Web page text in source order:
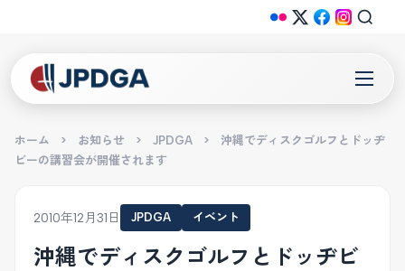
ホーム > お知らせ > JPDGA >
沖縄でディスクゴルフとドッヂ
ビーの講習会が開催されます
2010年12月31日 JPDGA イベント
沖縄でディスクゴルフとドッヂビ